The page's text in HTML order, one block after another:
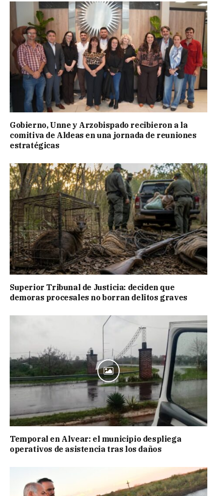
Gobierno, Unne y Arzobispado recibieron a la
comitiva de Aldeas en una jornada de reuniones
estratégicas
Superior Tribunal de Justicia: deciden que
demoras procesales no borran delitos graves
Temporal en Alvear: el municipio despliega
operativos de asistencia tras los daños